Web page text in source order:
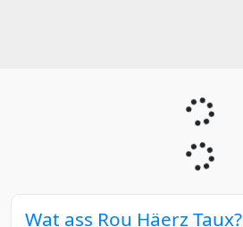
Wat ass Rou Häerz Taux?